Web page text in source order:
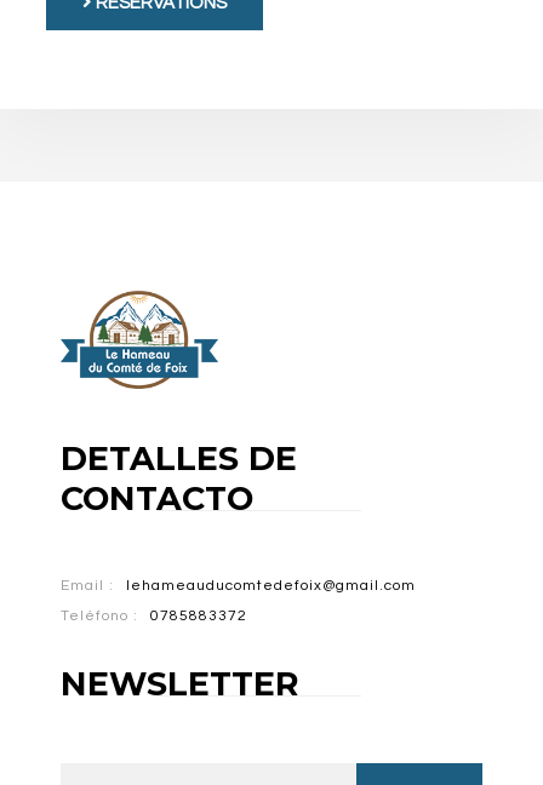
DETALLES DE
CONTACTO
Email :
lehameauducomtedefoix@gmail.com
Teléfono :
0785883372
NEWSLETTER